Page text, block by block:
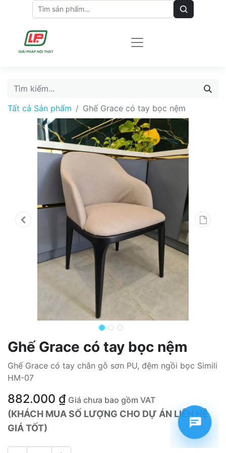
Tất cả Sản phẩm Ghế Grace có tay bọc nệm
Ghế Grace có tay bọc nệm
Ghế Grace có tay chân gỗ sơn PU, đệm ngồi bọc Simili
HM-07
882.000 ₫ Giá chưa bao gồm VAT
(KHÁCH MUA SỐ LƯỢNG CHO DỰ ÁN LIÊN HỆ
GIÁ TỐT)